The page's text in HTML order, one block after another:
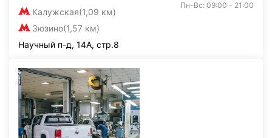
Калужская(1,09 км)
Зюзино(1,57 км)
Пн-Вс: 09:00 - 21:00
Научный п-д, 14А, стр.8